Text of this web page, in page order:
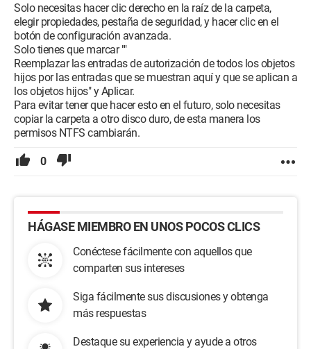
Solo necesitas hacer clic derecho en la raíz de la carpeta,
elegir propiedades, pestaña de seguridad, y hacer clic en el
botón de configuración avanzada.
Solo tienes que marcar ""
Reemplazar las entradas de autorización de todos los objetos
hijos por las entradas que se muestran aquí y que se aplican a
los objetos hijos" y Aplicar.
Para evitar tener que hacer esto en el futuro, solo necesitas
copiar la carpeta a otro disco duro, de esta manera los
permisos NTFS cambiarán.
0
HÁGASE MIEMBRO EN UNOS POCOS CLICS
Conéctese fácilmente con aquellos que
comparten sus intereses
Siga fácilmente sus discusiones y obtenga
más respuestas
Destaque su experiencia y ayude a otros